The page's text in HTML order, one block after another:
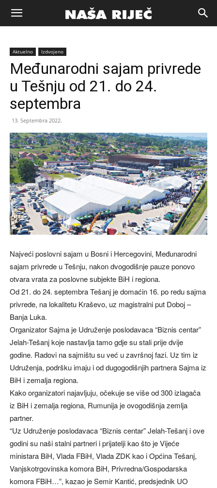
Naša
riječ
Aktuelno Izdvojeno
Međunarodni sajam privrede
u Tešnju od 21. do 24.
septembra
13. Septembra 2022.
Najveći poslovni sajam u Bosni i Hercegovini, Međunarodni
sajam privrede u Tešnju, nakon dvogodišnje pauze ponovo
otvara vrata za poslovne subjekte BiH i regiona.
Od 21. do 24. septembra Tešanj je domaćin 16. po redu sajma
privrede, na lokalitetu Kraševo, uz magistralni put Doboj –
Banja Luka.
Organizator Sajma je Udruženje poslodavaca “Biznis centar”
Jelah-Tešanj koje nastavlja tamo gdje su stali prije dvije
godine. Radovi na sajmištu su već u završnoj fazi. Uz tim iz
Udruženja, podršku imaju i od dugogodišnjih partnera Sajma iz
BiH i zemalja regiona.
Kako organizatori najavljuju, očekuje se više od 300 izlagača
iz BiH i zemalja regiona, Rumunija je ovogodišnja zemlja
partner.
“Uz Udruženje poslodavaca “Biznis centar” Jelah-Tešanj i ove
godini su naši stalni partneri i prijatelji kao što je Vijeće
ministara BiH, Vlada FBiH, Vlada ZDK kao i Općina Tešanj,
Vanjskotrgovinska komora BiH, Privredna/Gospodarska
komora FBiH…”, kazao je Semir Kantić, predsjednik UO